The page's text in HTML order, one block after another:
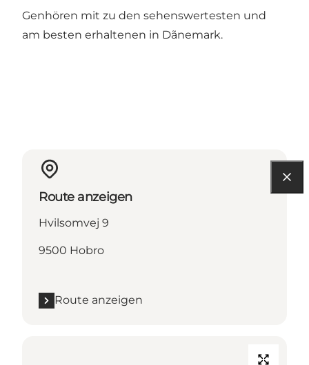
Genhören mit zu den sehenswertesten und
am besten erhaltenen in Dãnemark.
Route anzeigen
Hvilsomvej 9
9500 Hobro
Route anzeigen